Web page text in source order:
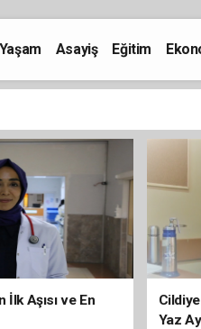
Yaşam Asayiş Eğitim
Aşısı ve En
Yaz